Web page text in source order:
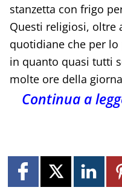
stanzetta con frigo
Questi religiosi, oltre
quotidiane che per
in quanto quasi tutti
molte ore della
Continua a